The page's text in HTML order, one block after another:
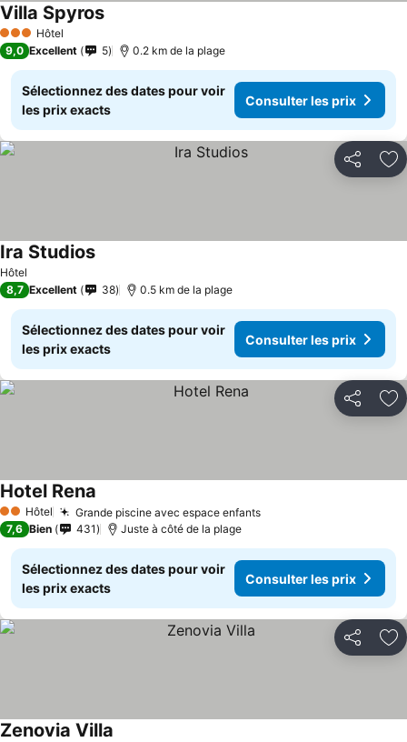
3 ÉtoilesHôtel
Villa Spyros
9,0 Excellent 5 0.2 km de la plage
Sélectionnez des dates pour voir
les prix exacts
Consulter les prix
Partager
Hôtel
Ira Studios
8,7 Excellent 38 0.5 km de la plage
Sélectionnez des dates pour voir
les prix exacts
Consulter les prix
Partager
2 Étoiles
Hôtel Grande piscine avec espace enfants
Hotel Rena
7,6 Bien 431 Juste à côté de la plage
Sélectionnez des dates pour voir
les prix exacts
Consulter les prix
Partager
Zenovia Villa